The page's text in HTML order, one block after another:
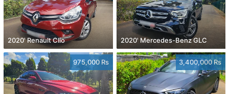
2020' Renault Clio 2020' Mercedes-Benz GLC
975,000 Rs 3,400,000 Rs